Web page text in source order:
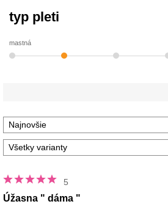
typ pleti
mastná
5
Úžasna " dáma "